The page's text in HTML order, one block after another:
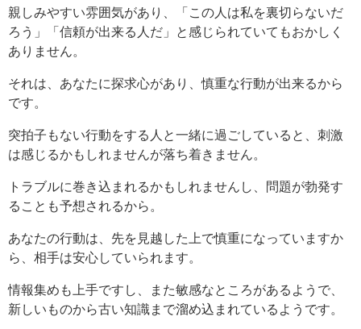
親しみやすい雰囲気があり、「この人は私を裏切らないだ
ろう」「信頼が出来る人だ」と感じられていてもおかしく
ありません。
それは、あなたに探求心があり、慎重な行動が出来るから
です。
突拍子もない行動をする人と一緒に過ごしていると、刺激
は感じるかもしれませんが落ち着きません。
トラブルに巻き込まれるかもしれませんし、問題が勃発す
ることも予想されるから。
あなたの行動は、先を見越した上で慎重になっていますか
ら、相手は安心していられます。
情報集めも上手ですし、また敏感なところがあるようで、
新しいものから古い知識まで溜め込まれているようです。